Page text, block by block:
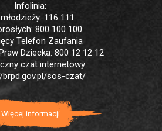
Infolinia:
116 111
800 100 100
Telefon Zaufania
Dziecka: 800 12 12 12
czat internetowy:
brpd.gov.pl/sos-czat/
Więcej informacji